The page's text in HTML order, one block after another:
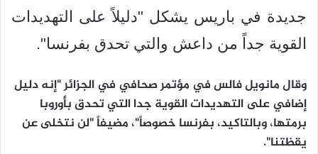
جديدة في باريس يشكل "دليلاً على التهديدات
القوية جداً من داعش والتي تحدق بفرنسا".
وقال مانويل فالس في مؤتمر صحافي في الجزائر "إنه دليل
إضافي على التهديدات القوية جدا التي تحدق بأوروبا
برمتها، وبالتاكيد، بفرنسا خصوصاً"، مضيفاً "لن نتخلى عن
يقظتنا".